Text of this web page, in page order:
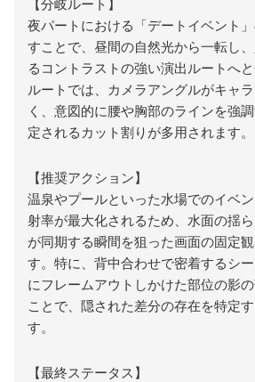
【分岐ルート】
夜パートにおける「デートイベント
すことで、昼間の自然光から一転し
るコントラストの強い演出ルートへ
ルートでは、カメラアングルがキャ
く、意図的に腰や胸部のラインを強
定されるカット割りが多用されます。
【推奨アクション】
温泉やプールといった水場でのイベ
射率が最大化されるため、水面の揺
が同期する瞬間を狙った画面の固定
す。特に、背中合わせで密着するシ
にフレームアウトしかけた部位の影
ことで、隠された差分の存在を特定
す。
【最終ステータス】